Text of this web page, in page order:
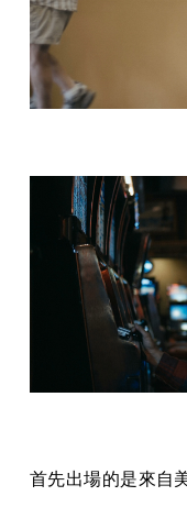
首先出場的是來自